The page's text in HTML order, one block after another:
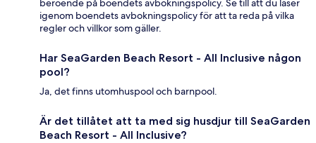
beroende på boendets avbokningspolicy. Se till att du läser
igenom boendets avbokningspolicy för att ta reda på vilka
regler och villkor som gäller.
Har SeaGarden Beach Resort - All Inclusive någon
pool?
Ja, det finns utomhuspool och barnpool.
Är det tillåtet att ta med sig husdjur till SeaGarden
Beach Resort - All Inclusive?